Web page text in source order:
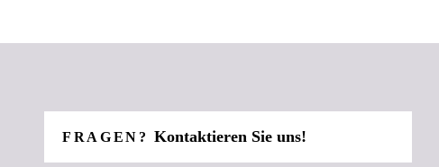
FRAGEN?Kontaktieren Sie uns!